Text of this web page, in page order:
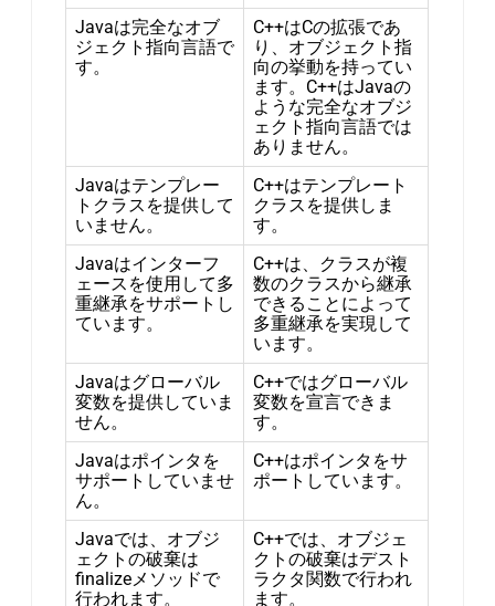
Javaは完全なオブ
ジェクト指向言語で
す。
C++はCの拡張であ
り、オブジェクト指
向の挙動を持ってい
ます。C++はJavaの
ような完全なオブジ
ェクト指向言語では
ありません。
Javaはテンプレー
トクラスを提供して
いません。
C++はテンプレート
クラスを提供しま
す。
Javaはインターフ
ェースを使用して多
重継承をサポートし
ています。
C++は、クラスが複
数のクラスから継承
できることによって
多重継承を実現して
います。
Javaはグローバル
変数を提供していま
せん。
C++ではグローバル
変数を宣言できま
す。
Javaはポインタを
サポートしていませ
ん。
C++はポインタをサ
ポートしています。
Javaでは、オブジ
ェクトの破棄は
finalizeメソッドで
行われます。
C++では、オブジェ
クトの破棄はデスト
ラクタ関数で行われ
ます。